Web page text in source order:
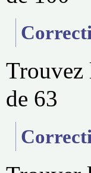
Trouvez
de 63